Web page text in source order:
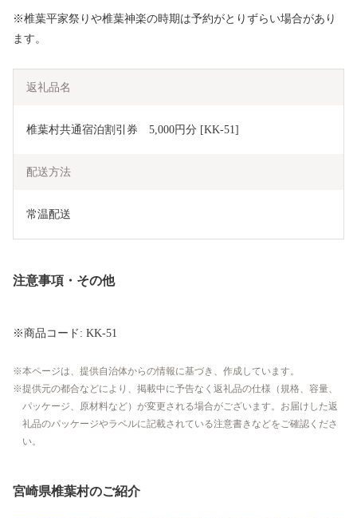
※椎葉平家祭りや椎葉神楽の時期は予約がとりずらい場合があり
ます。
返礼品名
椎葉村共通宿泊割引券　5,000円分 [KK-51]
配送方法
常温配送
注意事項・その他
※商品コード: KK-51
本ページは、提供自治体からの情報に基づき、作成しています。
提供元の都合などにより、掲載中に予告なく返礼品の仕様（規格、容量、
パッケージ、原材料など）が変更される場合がございます。お届けした返
礼品のパッケージやラベルに記載されている注意書きなどをご確認くださ
い。
宮崎県椎葉村のご紹介